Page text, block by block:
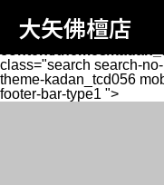
on null in /home/
butsudan.com/
class="search search-
theme-kadan_tcd056
footer-bar-type1 ">
大矢佛檀店